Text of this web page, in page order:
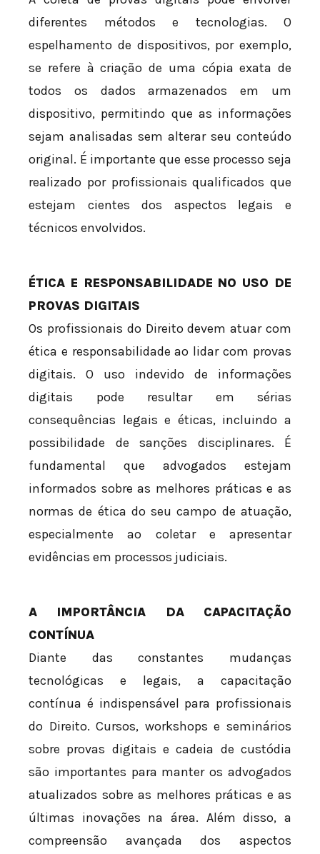
diferentes métodos e tecnologias. O
espelhamento de dispositivos, por exemplo,
se refere à criação de uma cópia exata de
todos os dados armazenados em um
dispositivo, permitindo que as informações
sejam analisadas sem alterar seu conteúdo
original. É importante que esse processo seja
realizado por profissionais qualificados que
estejam cientes dos aspectos legais e
técnicos envolvidos.
ÉTICA E RESPONSABILIDADE NO USO DE
PROVAS DIGITAIS
Os profissionais do Direito devem atuar com
ética e responsabilidade ao lidar com provas
digitais. O uso indevido de informações
digitais pode resultar em sérias
consequências legais e éticas, incluindo a
possibilidade de sanções disciplinares. É
fundamental que advogados estejam
informados sobre as melhores práticas e as
normas de ética do seu campo de atuação,
especialmente ao coletar e apresentar
evidências em processos judiciais.
A IMPORTÂNCIA DA CAPACITAÇÃO
CONTÍNUA
Diante das constantes mudanças
tecnológicas e legais, a capacitação
contínua é indispensável para profissionais
do Direito. Cursos, workshops e seminários
sobre provas digitais e cadeia de custódia
são importantes para manter os advogados
atualizados sobre as melhores práticas e as
últimas inovações na área. Além disso, a
compreensão avançada dos aspectos